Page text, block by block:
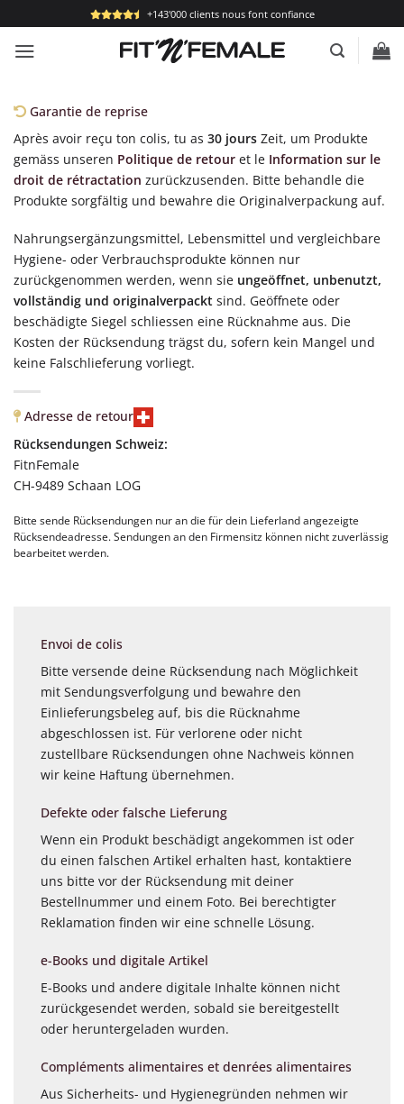
au
contenu
+143'000 clients nous font confiance
Garantie de reprise
Après avoir reçu ton colis, tu as 30 jours Zeit, um Produkte
gemäss unseren Politique de retour et le Information sur le
droit de rétractation zurückzusenden. Bitte behandle die
Produkte sorgfältig und bewahre die Originalverpackung auf.
Nahrungsergänzungsmittel, Lebensmittel und vergleichbare
Hygiene- oder Verbrauchsprodukte können nur
zurückgenommen werden, wenn sie ungeöffnet, unbenutzt,
vollständig und originalverpackt sind. Geöffnete oder
beschädigte Siegel schliessen eine Rücknahme aus. Die
Kosten der Rücksendung trägst du, sofern kein Mangel und
keine Falschlieferung vorliegt.
Adresse de retour
Rücksendungen Schweiz:
FitnFemale
CH-9489 Schaan LOG
Bitte sende Rücksendungen nur an die für dein Lieferland angezeigte
Rücksendeadresse. Sendungen an den Firmensitz können nicht zuverlässig
bearbeitet werden.
Envoi de colis
Bitte versende deine Rücksendung nach Möglichkeit
mit Sendungsverfolgung und bewahre den
Einlieferungsbeleg auf, bis die Rücknahme
abgeschlossen ist. Für verlorene oder nicht
zustellbare Rücksendungen ohne Nachweis können
wir keine Haftung übernehmen.
Defekte oder falsche Lieferung
Wenn ein Produkt beschädigt angekommen ist oder
du einen falschen Artikel erhalten hast, kontaktiere
uns bitte vor der Rücksendung mit deiner
Bestellnummer und einem Foto. Bei berechtigter
Reklamation finden wir eine schnelle Lösung.
e-Books und digitale Artikel
E-Books und andere digitale Inhalte können nicht
zurückgesendet werden, sobald sie bereitgestellt
oder heruntergeladen wurden.
Compléments alimentaires et denrées alimentaires
Aus Sicherheits- und Hygienegründen nehmen wir